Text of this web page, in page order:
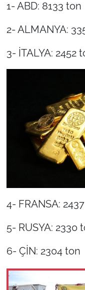
1- ABD: 8133 ton
2- ALMANYA:
3- İTALYA: 2452
4- FRANSA:
5- RUSYA: 2330
6- ÇİN: 2304 ton